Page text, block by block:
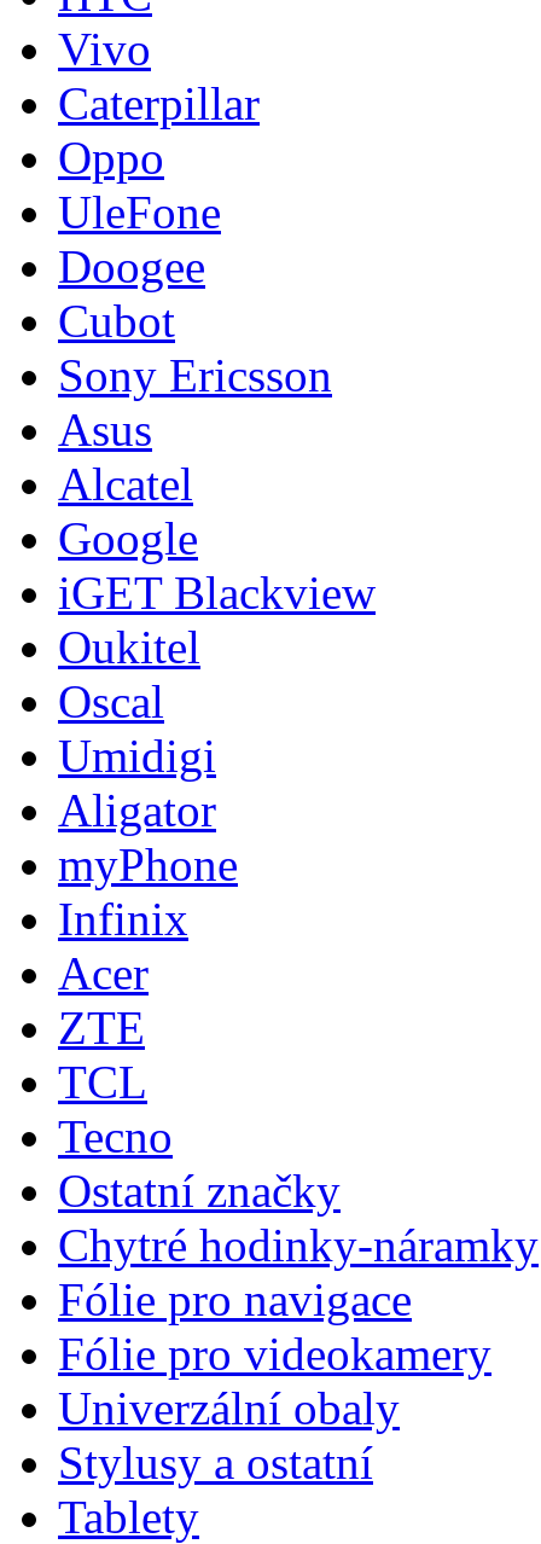
Vivo
Caterpillar
Oppo
UleFone
Doogee
Cubot
Sony Ericsson
Asus
Alcatel
Google
iGET Blackview
Oukitel
Oscal
Umidigi
Aligator
myPhone
Infinix
Acer
ZTE
TCL
Tecno
Ostatní značky
Chytré hodinky-náramky
Fólie pro navigace
Fólie pro videokamery
Univerzální obaly
Stylusy a ostatní
Tablety